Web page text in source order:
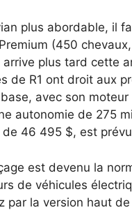
plus abordable, il
(450
plus tard cette
de R1 ont droit aux
avec son
autonomie de 275
46 495 $, est
est devenu la
de véhicules
par la version haut